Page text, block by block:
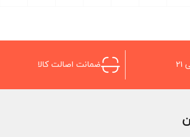
ضمانت اصالت کالا